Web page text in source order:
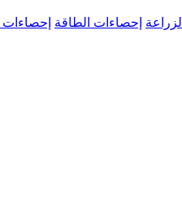
إحصاءات الطاقة إحصاءات